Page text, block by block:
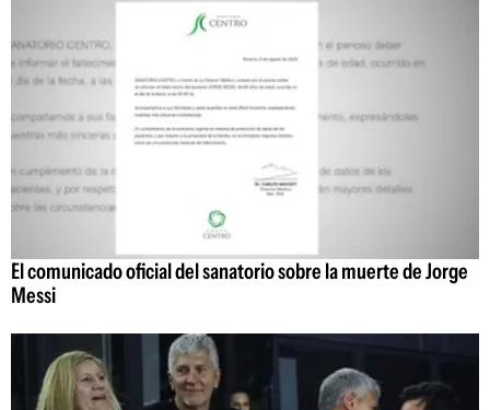
El comunicado oficial del sanatorio sobre la muerte de Jorge
Messi